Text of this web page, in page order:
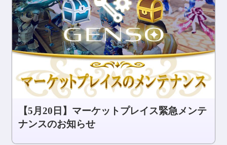
【5月20日】マーケットプレイス緊急メンテ
ナンスのお知らせ